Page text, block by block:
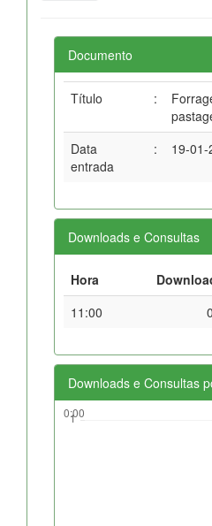
Documento
Título :
Data
entrada
: 19-01-
Downloads e Consultas
Hora
11:00
Downloads e Consultas